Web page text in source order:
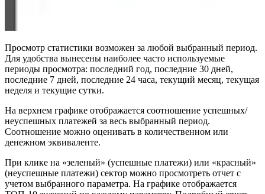
Просмотр статистики возможен за любой выбранный период.
Для удобства вынесены наиболее часто используемые
периоды просмотра: последний год, последние 30 дней,
последние 7 дней, последние 24 часа, текущий месяц, текущая
неделя и текущие сутки.
На верхнем графике отображается соотношение успешных/
неуспешных платежей за весь выбранный период.
Соотношение можно оценивать в количественном или
денежном эквиваленте.
При клике на «зеленый» (успешные платежи) или «красный»
(неуспешные платежи) сектор можно просмотреть отчет с
учетом выбранного параметра. На графике отображается